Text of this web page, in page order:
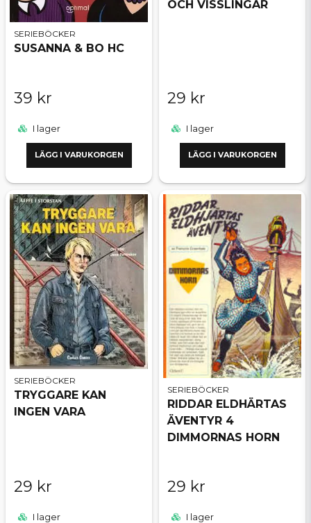
SERIEBÖCKER
SUSANNA & BO HC
39 kr
I lager
LÄGG I VARUKORGEN
OCH VISSLINGAR
29 kr
I lager
LÄGG I VARUKORGEN
SERIEBÖCKER
TRYGGARE KAN
INGEN VARA
29 kr
I lager
SERIEBÖCKER
RIDDAR ELDHÄRTAS
ÄVENTYR 4
DIMMORNAS HORN
29 kr
I lager